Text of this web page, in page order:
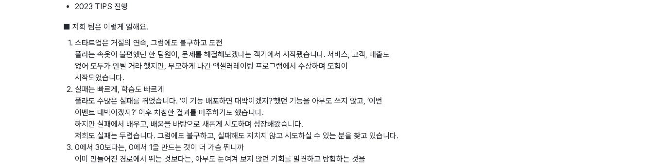
2023 TIPS 진행
■ 저희 팀은 이렇게 일해요.
스타트업은 거절의 연속, 그럼에도 불구하고 도전
풀라는 속옷이 불편했던 한 팀원이, 문제를 해결해보겠다는 객기에서 시작됐습니다. 서비스, 고객, 매출도
없어 모두가 안될 거라 했지만, 무모하게 나간 액셀러레이팅 프로그램에서 수상하며 모험이
시작되었습니다.
실패는 빠르게, 학습도 빠르게
풀라도 수많은 실패를 겪었습니다. ‘이 기능 배포하면 대박이겠지?’했던 기능을 아무도 쓰지 않고, ‘이번
이벤트 대박이겠지?’ 이후 처참한 결과를 마주하기도 했습니다.
하지만 실패에서 배우고, 배움을 바탕으로 새롭게 시도하며 성장해왔습니다.
저희도 실패는 두렵습니다. 그럼에도 불구하고, 실패해도 지치지 않고 시도하실 수 있는 분을 찾고 있습니다.
0에서 30보다는, 0에서 1을 만드는 것이 더 가슴 뛰니까
이미 만들어진 경로에서 뛰는 것보다는, 아무도 눈여겨 보지 않던 기회를 발견하고 탐험하는 것을